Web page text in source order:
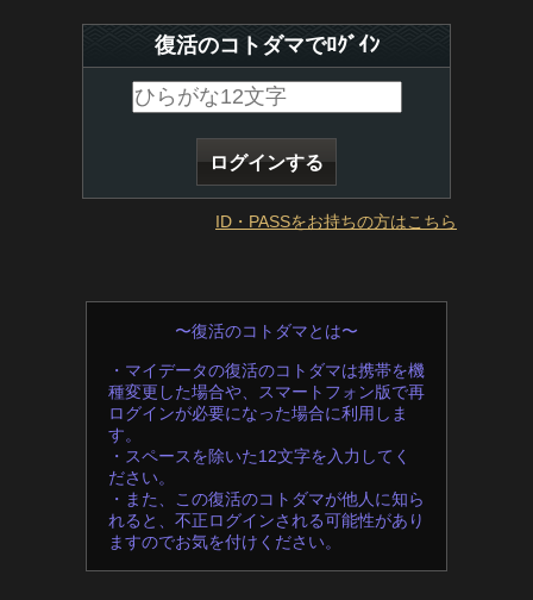
復活のコトダマでﾛｸﾞｲﾝ
ID・PASSをお持ちの方はこちら
〜復活のコトダマとは〜
・マイデータの復活のコトダマは携帯を機
種変更した場合や、スマートフォン版で再
ログインが必要になった場合に利用しま
す。
・スペースを除いた12文字を入力してく
ださい。
・また、この復活のコトダマが他人に知ら
れると、不正ログインされる可能性があり
ますのでお気を付けください。